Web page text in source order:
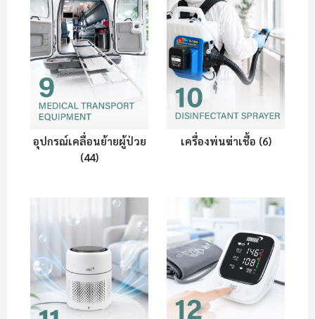
อุปกรณ์เคลื่อนย้ายผู้ป่วย
(44)
เครื่องพ่นฆ่าเชื้อ (6)